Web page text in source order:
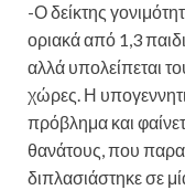
-Ο δείκτης
οριακά από 1,3
αλλά υπολείπεται
χώρες. Η
πρόβλημα και
θανάτους, που
διπλασιάστηκε σε